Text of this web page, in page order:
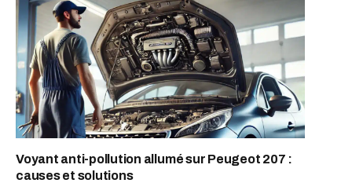
Voyant anti-pollution allumé sur Peugeot 207 :
causes et solutions